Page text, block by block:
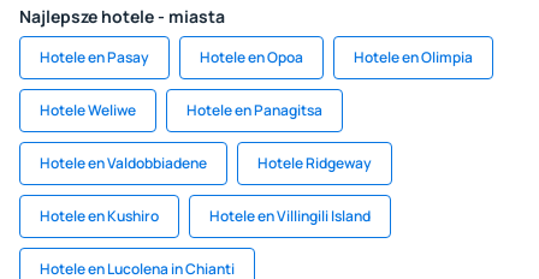
Najlepsze hotele - miasta
Hotele en Pasay Hotele en Opoa Hotele en Olimpia
Hotele Weliwe Hotele en Panagitsa
Hotele en Valdobbiadene Hotele Ridgeway
Hotele en Kushiro Hotele en Villingili Island
Hotele en Lucolena in Chianti